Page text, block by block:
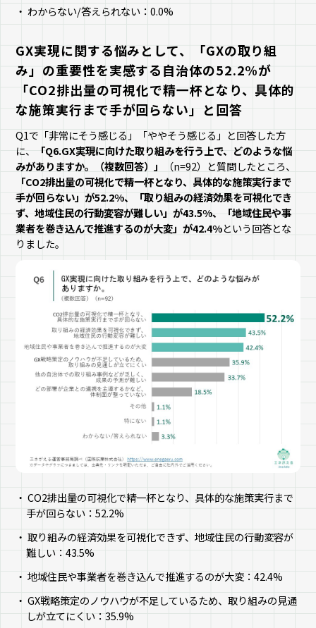
わからない/答えられない：0.0%
GX実現に関する悩みとして、「GXの取り組
み」の重要性を実感する自治体の52.2%が
「CO2排出量の可視化で精一杯となり、具体的
な施策実行まで手が回らない」と回答
Q1で「非常にそう感じる」「ややそう感じる」と回答した方
に、
「Q6.GX実現に向けた取り組みを行う上で、どのような悩
みがありますか。（複数回答）」
（n=92）と質問したところ、
「CO2排出量の可視化で精一杯となり、具体的な施策実行まで
手が回らない」が52.2%、「取り組みの経済効果を可視化でき
ず、地域住民の行動変容が難しい」が43.5%、「地域住民や事
業者を巻き込んで推進するのが大変」が42.4%という回答とな
りました。
CO2排出量の可視化で精一杯となり、具体的な施策実行まで
手が回らない：52.2%
取り組みの経済効果を可視化できず、地域住民の行動変容が
難しい：43.5%
地域住民や事業者を巻き込んで推進するのが大変：42.4%
GX戦略策定のノウハウが不足しているため、取り組みの見通
しが立てにくい：35.9%